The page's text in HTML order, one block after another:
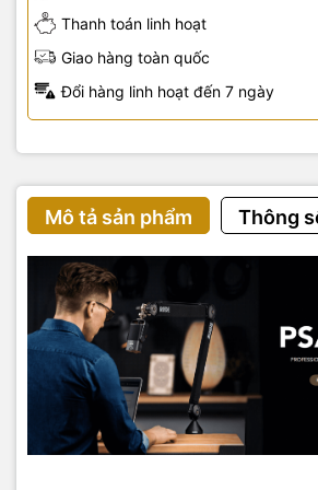
Thanh toán linh hoạt
Giao hàng toàn quốc
Đổi hàng linh hoạt đến 7 ngày
Mô tả sản phẩm Thông